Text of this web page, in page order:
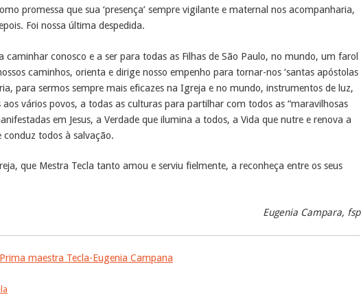
promessa que sua ‘presença’ sempre vigilante e maternal nos acompanharia,
Foi nossa última despedida.
caminhar conosco e a ser para todas as Filhas de São Paulo, no mundo, um farol
caminhos, orienta e dirige nosso empenho para tornar-nos ‘santas apóstolas
para sermos sempre mais eficazes na Igreja e no mundo, instrumentos de luz,
aos vários povos, a todas as culturas para partilhar com todos as “maravilhosas
em Jesus, a Verdade que ilumina a todos, a Vida que nutre e renova a
todos à salvação.
que Mestra Tecla tanto amou e serviu fielmente, a reconheça entre os seus
Eugenia Campara, fsp
maestra Tecla-Eugenia Campana